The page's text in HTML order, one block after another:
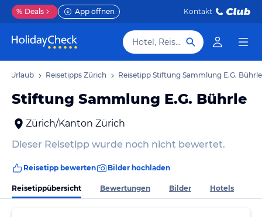
% Deals App öffnen Kontakt
Hotel, Reiseziel
Urlaub Reisetipps Zürich Reisetipp Stiftung Sammlung E.G. Bührle
Stiftung Sammlung E.G. Bührle
Zürich/Kanton Zürich
Dieser Reisetipp wurde noch nicht bewertet.
Reisetipp bewerten Bilder hochladen
Reisetippübersicht Bewertungen Bilder Hotels